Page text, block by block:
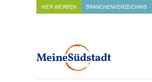
HIER WERBEN BRANCHENVERZEICHNIS